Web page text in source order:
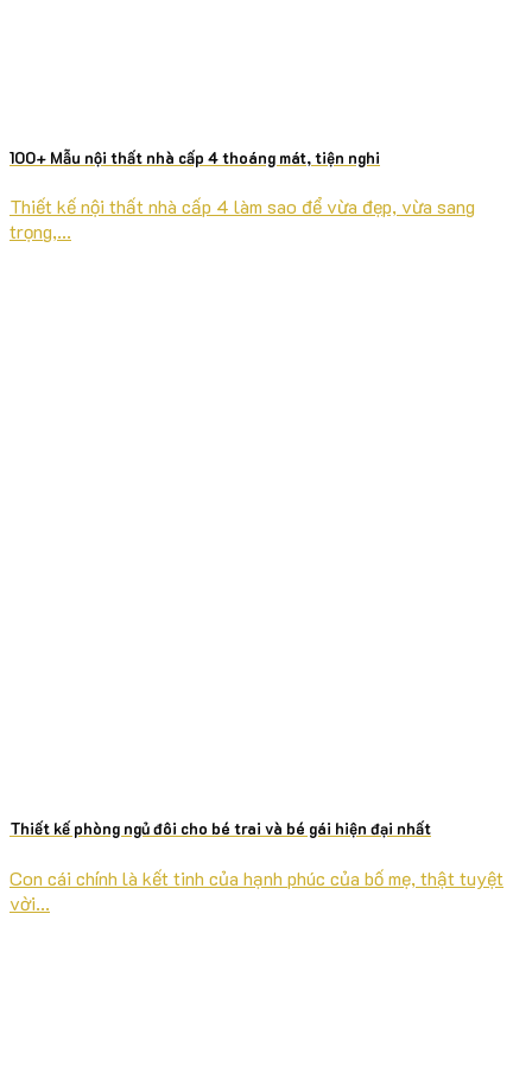
100+ Mẫu nội thất nhà cấp 4 thoáng mát, tiện nghi
Thiết kế nội thất nhà cấp 4 làm sao để vừa đẹp, vừa sang
trọng,...
Thiết kế phòng ngủ đôi cho bé trai và bé gái hiện đại nhất
Con cái chính là kết tinh của hạnh phúc của bố mẹ, thật tuyệt
vời...